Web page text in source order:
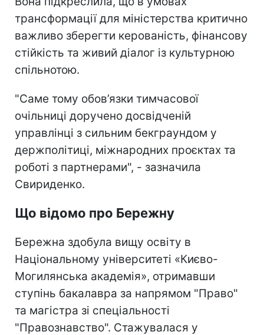
трансформації для міністерства критично
важливо зберегти керованість, фінансову
стійкість та живий діалог із культурною
спільнотою.
"Саме тому обов’язки тимчасової
очільниці доручено досвідченій
управлінці з сильним бекграундом у
держполітиці, міжнародних проєктах та
роботі з партнерами", - зазначила
Свириденко.
Що відомо про Бережну
Бережна здобула вищу освіту в
Національному університеті «Києво-
Могилянська академія», отримавши
ступінь бакалавра за напрямом "Право"
та магістра зі спеціальності
"Правознавство". Стажувалася у